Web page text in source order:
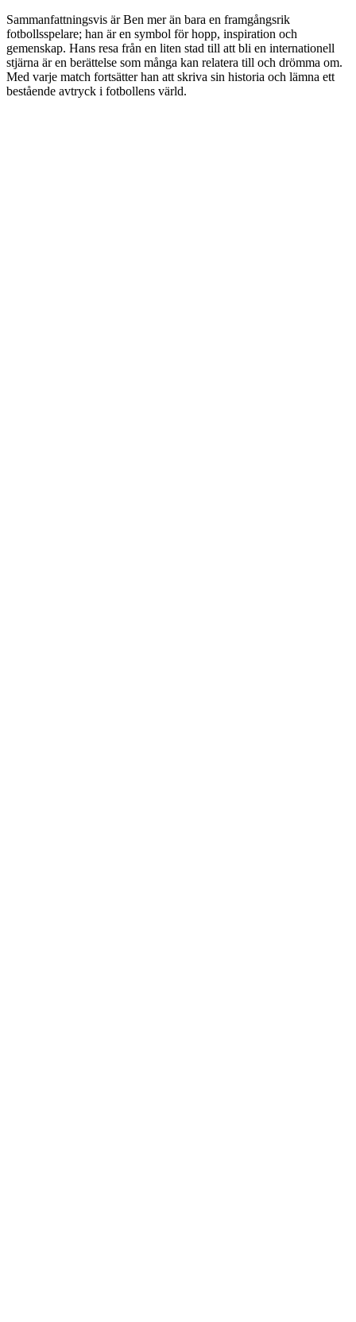
Sammanfattningsvis är Ben mer än bara en framgångsrik
fotbollsspelare; han är en symbol för hopp, inspiration och
gemenskap. Hans resa från en liten stad till att bli en internationell
stjärna är en berättelse som många kan relatera till och drömma om.
Med varje match fortsätter han att skriva sin historia och lämna ett
bestående avtryck i fotbollens värld.